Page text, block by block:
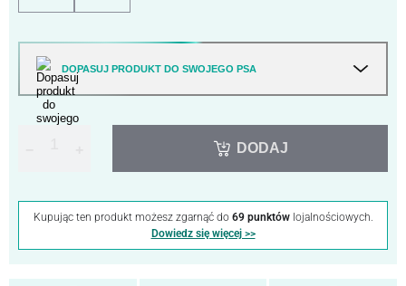
DOPASUJ PRODUKT DO SWOJEGO PSA
DODAJ
Kupując ten produkt możesz zgarnąć do 69 punktówlojalnościowych.
Dowiedz się więcej >>